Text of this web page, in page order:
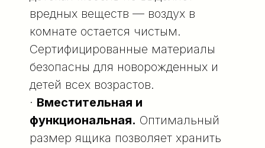
вредных веществ — воздух в
комнате остается чистым.
Сертифицированные материалы
безопасны для новорожденных и
детей всех возрастов.
· Вместительная и
функциональная. Оптимальный
размер ящика позволяет хранить